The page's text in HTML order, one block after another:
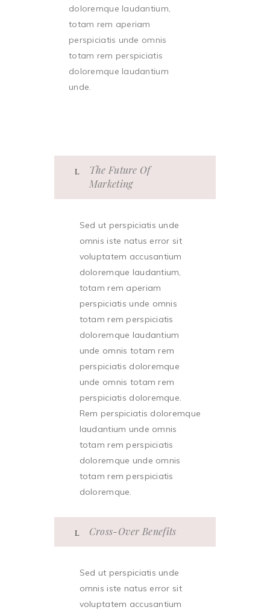
doloremque laudantium,
totam rem aperiam
perspiciatis unde omnis
totam rem perspiciatis
doloremque laudantium
unde.
The Future Of
Marketing
Sed ut perspiciatis unde
omnis iste natus error sit
voluptatem accusantium
doloremque laudantium,
totam rem aperiam
perspiciatis unde omnis
totam rem perspiciatis
doloremque laudantium
unde omnis totam rem
perspiciatis doloremque
unde omnis totam rem
perspiciatis doloremque.
Rem perspiciatis doloremque
laudantium unde omnis
totam rem perspiciatis
doloremque unde omnis
totam rem perspiciatis
doloremque.
Cross-Over Benefits
Sed ut perspiciatis unde
omnis iste natus error sit
voluptatem accusantium